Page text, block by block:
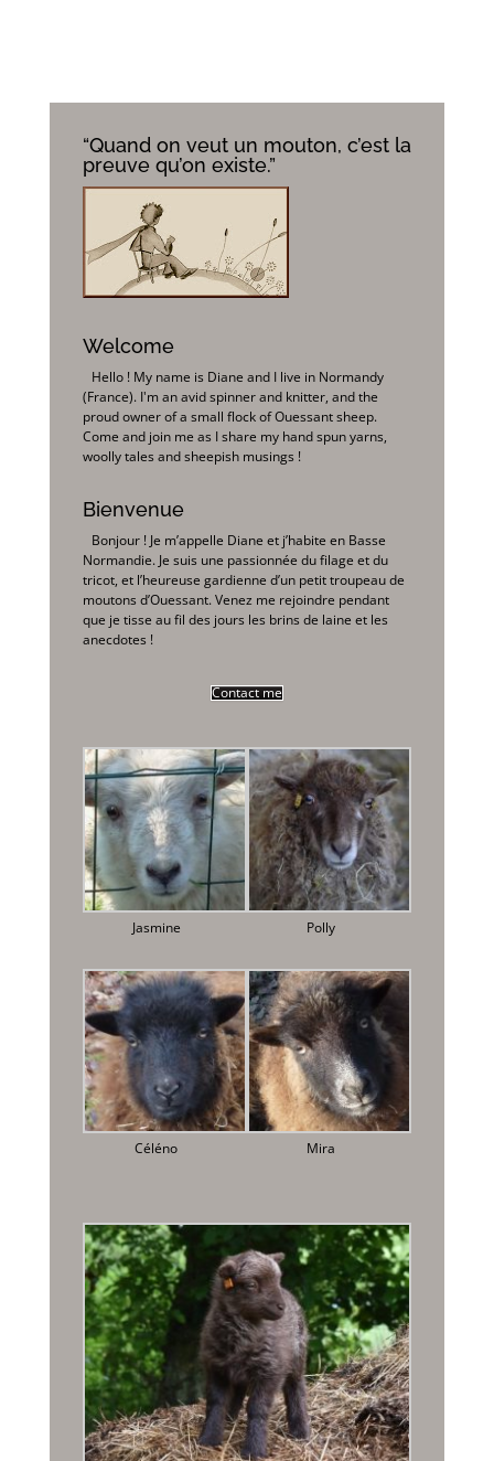
“Quand on veut un mouton, c’est la
preuve qu’on existe.”
Welcome
Hello ! My name is Diane and I live in Normandy
(France). I'm an avid spinner and knitter, and the
proud owner of a small flock of Ouessant sheep.
Come and join me as I share my hand spun yarns,
woolly tales and sheepish musings !
Bienvenue
Bonjour ! Je m’appelle Diane et j’habite en Basse
Normandie. Je suis une passionnée du filage et du
tricot, et l’heureuse gardienne d’un petit troupeau de
moutons d’Ouessant. Venez me rejoindre pendant
que je tisse au fil des jours les brins de laine et les
anecdotes !
Contact me
Jasmine Polly
Céléno Mira